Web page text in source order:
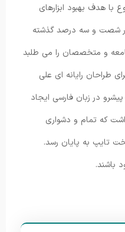
با هدف بهبود ابزارهای
در شصت و سه درصد گذشته
و متخصصان را می طلبد
طراحان رایانه ای علی
در زبان فارسی ایجاد
که تمام و دشواری
تایپ به پایان رسد.
باشند.